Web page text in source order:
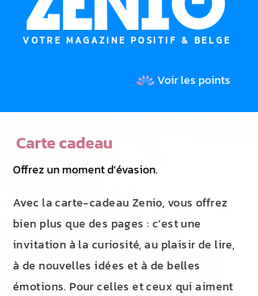
VOTRE MAGAZINE POSITIF & BELGE
Voir les points
Carte cadeau
Offrez un moment d'évasion.
Avec la carte-cadeau Zenio, vous offrez
bien plus que des pages : c’est une
invitation à la curiosité, au plaisir de lire,
à de nouvelles idées et à de belles
émotions. Pour celles et ceux qui aiment